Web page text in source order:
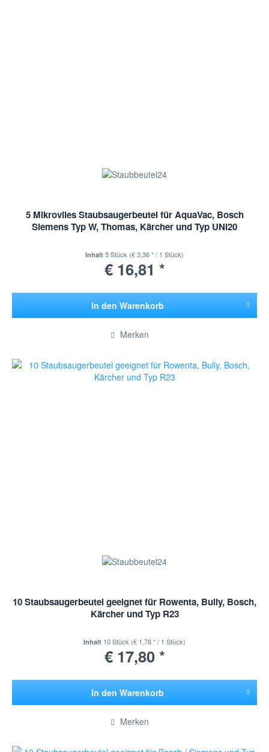
5 Mikrovlies Staubsaugerbeutel für AquaVac, Bosch
Siemens Typ W, Thomas, Kärcher und Typ UNI20
Inhalt5 Stück (€ 3,36 * / 1 Stück)
€ 16,81 *
In den Warenkorb
Hinzugefügt
Merken
10 Staubsaugerbeutel geeignet für Rowenta, Bully, Bosch,
Kärcher und Typ R23
Inhalt 10 Stück (€ 1,78 * / 1 Stück)
€ 17,80 *
In den Warenkorb
Merken